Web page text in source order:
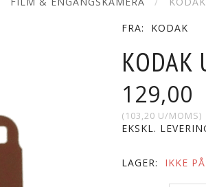
FRA: KODAK
KODAK
129,00
(103,20 U/MOMS)
EKSKL.
LAGER: IKKE